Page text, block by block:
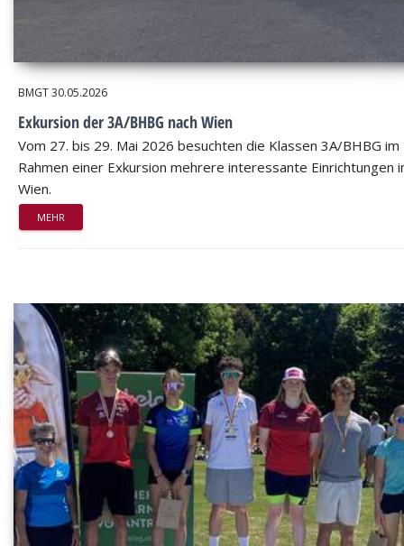
BMGT30.05.2026
Exkursion der 3A/BHBG nach Wien
Vom 27. bis 29. Mai 2026 besuchten die Klassen 3A/BHBG im
Rahmen einer Exkursion mehrere interessante Einrichtungen
Wien.
MEHR